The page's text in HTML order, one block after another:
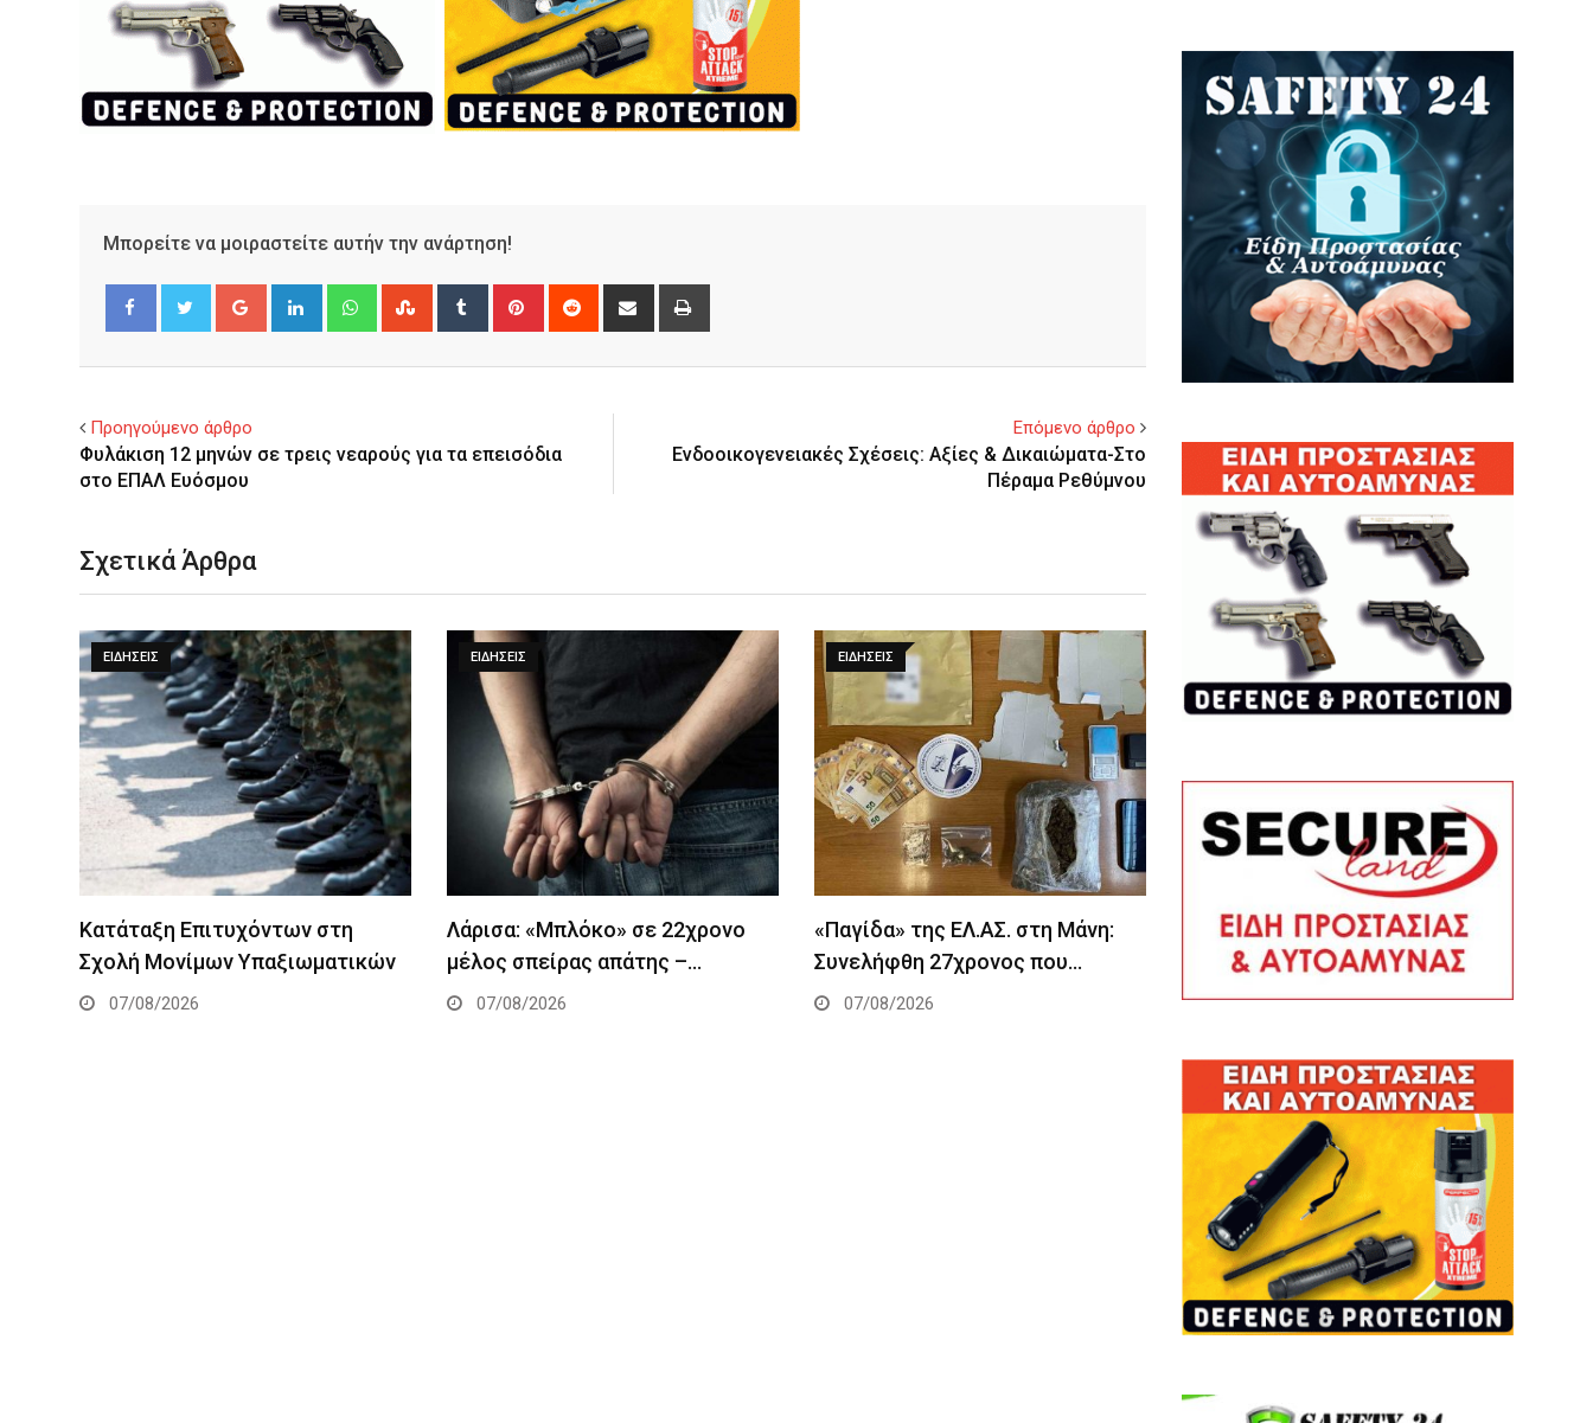
Μπορείτε να μοιραστείτε αυτήν την ανάρτηση!
Google+ LinkedIn WhatsappStumbleUpon
Tumblr Pinterest Reddit
Share
Προηγούμενο άρθρο
Φυλάκιση 12 μηνών σε τρεις νεαρούς για τα επεισόδια
στο ΕΠΑΛ Ευόσμου
Επόμενο άρθρο
Ενδοοικογενειακές Σχέσεις: Αξίες & Δικαιώματα-Στο
Πέραμα Ρεθύμνου
Σχετικά Άρθρα
ΕΙΔΉΣΕΙΣ
Κατάταξη Επιτυχόντων στη
Σχολή Μονίμων Υπαξιωματικών
07/08/2026
ΕΙΔΉΣΕΙΣ
Λάρισα: «Μπλόκο» σε 22χρονο
μέλος σπείρας απάτης –…
07/08/2026
ΕΙΔΉΣΕΙΣ
«Παγίδα» της ΕΛ.ΑΣ. στη Μάνη:
Συνελήφθη 27χρονος που…
07/08/2026